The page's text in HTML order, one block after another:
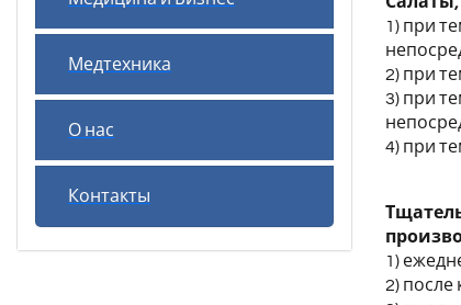
Медтехника
О нас
Контакты
1) при
2) при
3) при
4) при
1)
2) после